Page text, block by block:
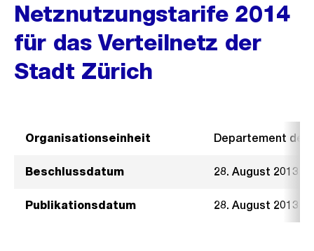
Netznutzungstarife 2014
für das Verteilnetz der
Stadt Zürich
Organisationseinheit Departement der
Beschlussdatum 28. August 2013
Publikationsdatum 28. August 2013